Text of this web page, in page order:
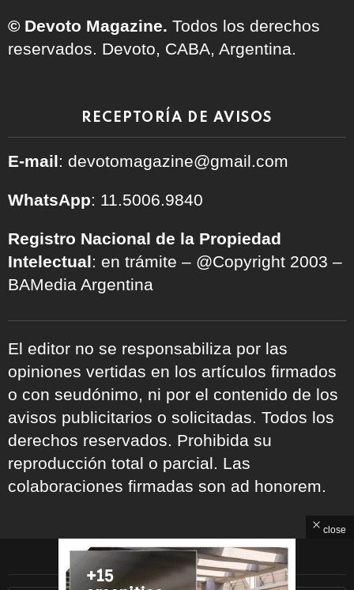
© Devoto Magazine. Todos los derechos
reservados. Devoto, CABA, Argentina.
RECEPTORÍA DE AVISOS
E-mail: devotomagazine@gmail.com
WhatsApp: 11.5006.9840
Registro Nacional de la Propiedad
Intelectual: en trámite – @Copyright 2003 –
BAMedia Argentina
El editor no se responsabiliza por las
opiniones vertidas en los artículos firmados
o con seudónimo, ni por el contenido de los
avisos publicitarios o solicitadas. Todos los
derechos reservados. Prohibida su
reproducción total o parcial. Las
colaboraciones firmadas son ad honorem.
ARCHIVOS
close